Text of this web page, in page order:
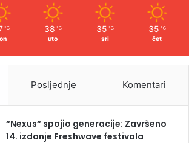
℃ 38 ℃
uto
35 ℃
sri
35 ℃
čet
Posljednje Komentari
“Nexus“ spojio generacije: Završeno
14. izdanje Freshwave festivala